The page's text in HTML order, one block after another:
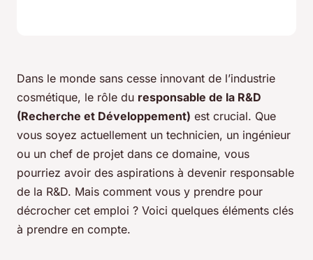
Dans le monde sans cesse innovant de l’industrie
cosmétique, le rôle du responsable de la R&D
(Recherche et Développement) est crucial. Que
vous soyez actuellement un technicien, un ingénieur
ou un chef de projet dans ce domaine, vous
pourriez avoir des aspirations à devenir responsable
de la R&D. Mais comment vous y prendre pour
décrocher cet emploi ? Voici quelques éléments clés
à prendre en compte.